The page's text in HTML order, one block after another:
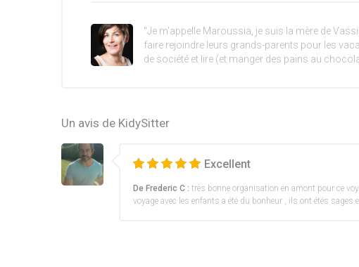
"Je m'appelle Maroussia, je suis la mère de
faire rejoindre leurs grands-parents pour les
de société et lire (et manger des pains au
Un avis de KidySitter
Excellent
De Frederic C : très bonne organisation en amont pour ce
voyage avec les enfants a été du bonheur , ils ont étés